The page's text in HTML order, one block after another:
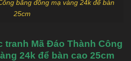
bằng đồng mạ vàng 24k để bàn
25cm
tranh Mã Đáo Thành Công
24k để bàn cao 25cm